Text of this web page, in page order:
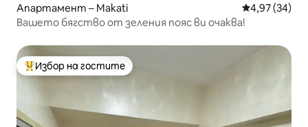
Апартамент – Makati Средна
4,97 (34)
Вашето бягство от зеления пояс ви очаква!
Най-популярен избор на гостите
Избор на гостите